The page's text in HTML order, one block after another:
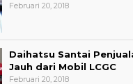
Februari 20, 2018
Daihatsu Santai
Jauh dari Mobil LCGC
Februari 20, 2018